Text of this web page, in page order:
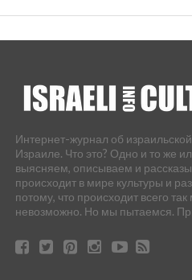
Интернет-журнал об израильской
Израиле. Что это? Одно и то же
выясняем, описываем и
происходит в мире культуры и
потому, что происходит всего
невозможно. Но мы пытаемся.